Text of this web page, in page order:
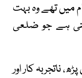
میں تھے وہ بہت
ہے جو ضلعی
ناتجربہ کار اور